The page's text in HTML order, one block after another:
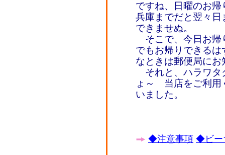
ですね、日曜のお
兵庫までだと翌々
できませぬ。
そこで、今日お帰
でもお帰りできる
なときは郵便局に
それと、ハラワタ
ょ～ 当店をご利用
いました。
◆注意事項 ◆ビー